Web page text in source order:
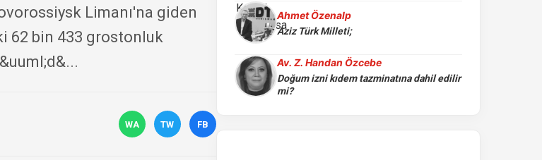
Limanı'na giden
62 bin 433 grostonluk
WA TW FB
Ahmet Özenalp
Aziz Türk Milleti;
Av. Z. Handan Özcebe
Doğum izni kıdem tazminatına dahil edilir
mi?